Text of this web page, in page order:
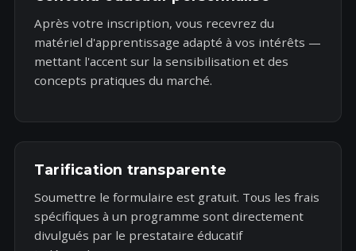
Après votre inscription, vous recevrez du
matériel d'apprentissage adapté à vos intérêts —
mettant l'accent sur la sensibilisation et des
concepts pratiques du marché.
Tarification transparente
Soumettre le formulaire est gratuit. Tous les frais
spécifiques à un programme sont directement
divulgués par le prestataire éducatif